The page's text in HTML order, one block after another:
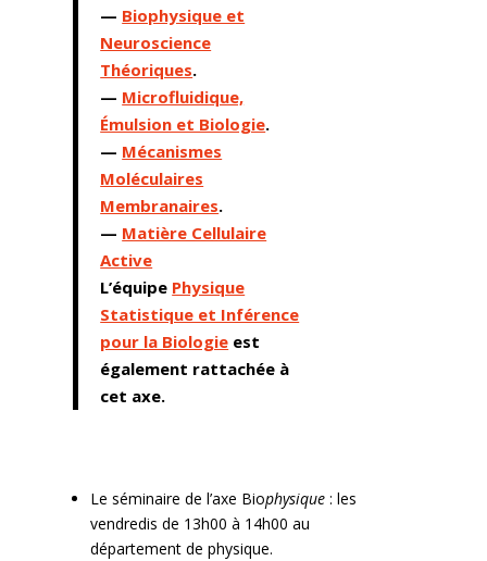
— Biophysique et
Neuroscience
Théoriques.
— Microfluidique,
Émulsion et Biologie.
— Mécanismes
Moléculaires
Membranaires.
— Matière Cellulaire
Active
L’équipe Physique
Statistique et Inférence
pour la Biologie est
également rattachée à
cet axe.
Le séminaire de l’axe Biophysique : les
vendredis de 13h00 à 14h00 au
département de physique.